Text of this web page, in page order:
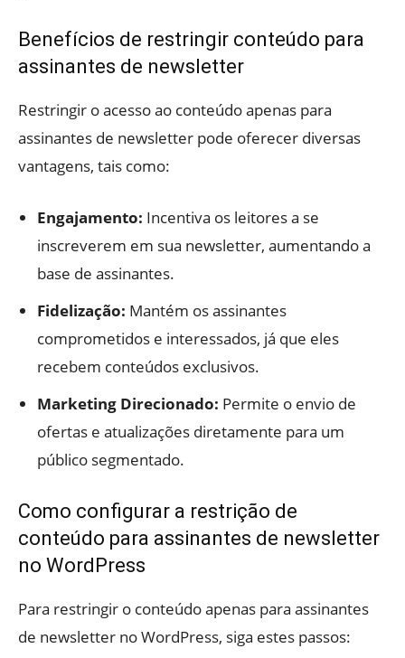
Benefícios de restringir conteúdo para
assinantes de newsletter
Restringir o acesso ao conteúdo apenas para
assinantes de newsletter pode oferecer diversas
vantagens, tais como:
Engajamento: Incentiva os leitores a se
inscreverem em sua newsletter, aumentando a
base de assinantes.
Fidelização: Mantém os assinantes
comprometidos e interessados, já que eles
recebem conteúdos exclusivos.
Marketing Direcionado: Permite o envio de
ofertas e atualizações diretamente para um
público segmentado.
Como configurar a restrição de
conteúdo para assinantes de newsletter
no WordPress
Para restringir o conteúdo apenas para assinantes
de newsletter no WordPress, siga estes passos: